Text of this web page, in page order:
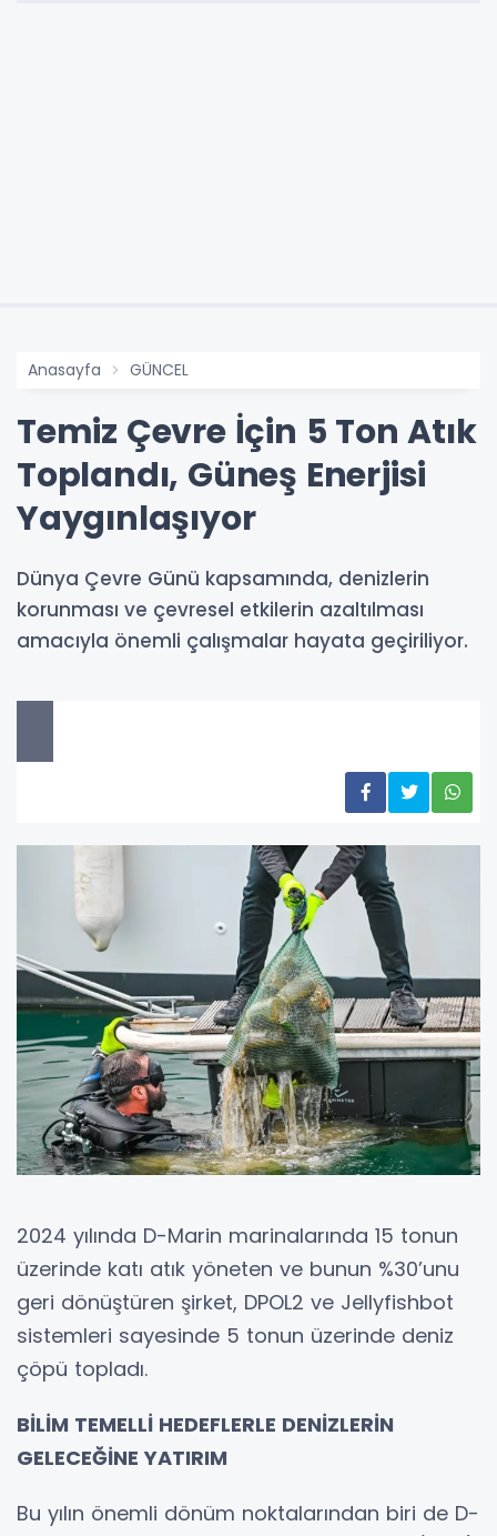
Anasayfa GÜNCEL
Temiz Çevre İçin 5 Ton Atık
Toplandı, Güneş Enerjisi
Yaygınlaşıyor
Dünya Çevre Günü kapsamında, denizlerin
korunması ve çevresel etkilerin azaltılması
amacıyla önemli çalışmalar hayata geçiriliyor.
2024 yılında D-Marin marinalarında 15 tonun
üzerinde katı atık yöneten ve bunun %30’unu
geri dönüştüren şirket, DPOL2 ve Jellyfishbot
sistemleri sayesinde 5 tonun üzerinde deniz
çöpü topladı.
BİLİM TEMELLİ HEDEFLERLE DENİZLERİN
GELECEĞİNE YATIRIM
Bu yılın önemli dönüm noktalarından biri de D-